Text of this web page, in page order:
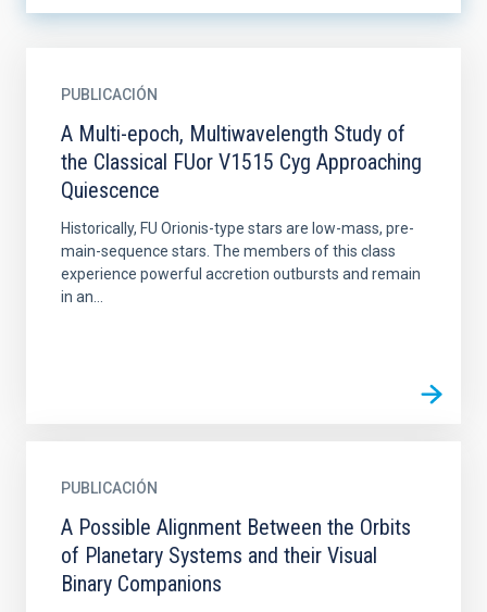
PUBLICACIÓN
A Multi-epoch, Multiwavelength Study of
the Classical FUor V1515 Cyg Approaching
Quiescence
Historically, FU Orionis-type stars are low-mass, pre-
main-sequence stars. The members of this class
experience powerful accretion outbursts and remain
in an...
PUBLICACIÓN
A Possible Alignment Between the Orbits
of Planetary Systems and their Visual
Binary Companions